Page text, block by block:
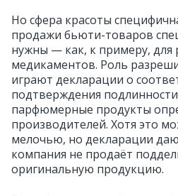
Но сфера красоты
продажи бьюти-товаров
нужны — как, к примеру, для
медикаментов. Роль
играют декларации о
подтверждения
парфюмерные продукты
производителей. Хотя это
мелочью, но декларации
компания не продаёт
оригинальную продукцию.